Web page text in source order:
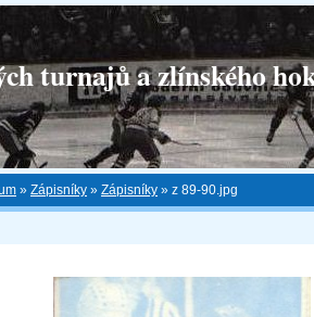
turnajů a zlínského
» Zápisníky » Zápisníky » z 89-90.jpg